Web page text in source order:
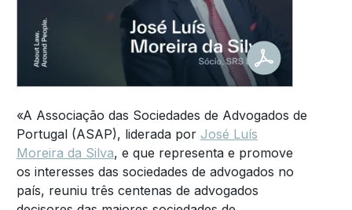
«A Associação das Sociedades de Advogados de
Portugal (ASAP), liderada por José Luís
Moreira da Silva, e que representa e promove
os interesses das sociedades de advogados no
país, reuniu três centenas de advogados